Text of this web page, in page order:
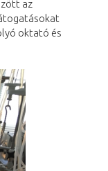
az
oktató és